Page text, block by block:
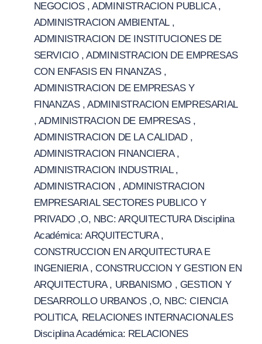
NEGOCIOS , ADMINISTRACION PUBLICA ,
ADMINISTRACION AMBIENTAL ,
ADMINISTRACION DE INSTITUCIONES DE
SERVICIO , ADMINISTRACION DE EMPRESAS
CON ENFASIS EN FINANZAS ,
ADMINISTRACION DE EMPRESAS Y
FINANZAS , ADMINISTRACION EMPRESARIAL
, ADMINISTRACION DE EMPRESAS ,
ADMINISTRACION DE LA CALIDAD ,
ADMINISTRACION FINANCIERA ,
ADMINISTRACION INDUSTRIAL ,
ADMINISTRACION , ADMINISTRACION
EMPRESARIAL SECTORES PUBLICO Y
PRIVADO ,O, NBC: ARQUITECTURA Disciplina
Académica: ARQUITECTURA ,
CONSTRUCCION EN ARQUITECTURA E
INGENIERIA , CONSTRUCCION Y GESTION EN
ARQUITECTURA , URBANISMO , GESTION Y
DESARROLLO URBANOS ,O, NBC: CIENCIA
POLITICA, RELACIONES INTERNACIONALES
Disciplina Académica: RELACIONES